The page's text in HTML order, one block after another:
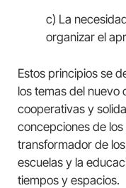
c) La
organizar el
Estos principios se
los temas del nuevo
cooperativas y
concepciones de
transformador de
escuelas y la
tiempos y espacios.